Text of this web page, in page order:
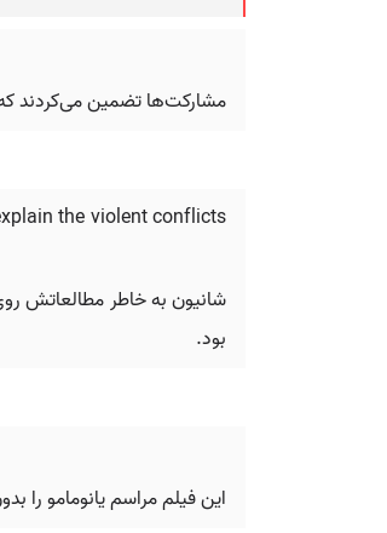
مشارکت‌ها تضمین می‌کردند که
the violent conflicts
شانیون به خاطر مطالعاتش
بود.
این فیلم مراسم یانومامو